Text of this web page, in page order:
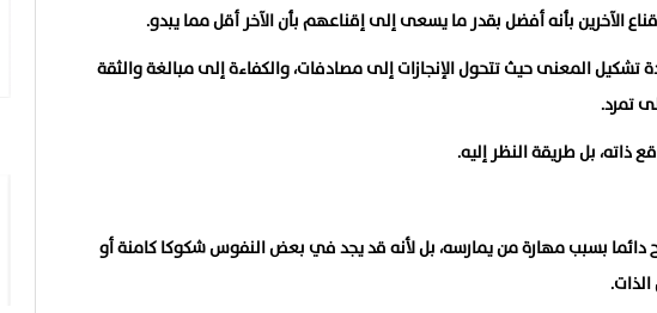
الآخرين بأنه أفضل بقدر ما يسعى إلى إقناعهم بأن الآخر أقل مما يبدو.
تشكيل المعنى حيث تتحول الإنجازات إلى مصادفات، والكفاءة إلى مبالغة والثقة
تمرد.
ذاته، بل طريقة النظر إليه.
دائما بسبب مهارة من يمارسه، بل لأنه قد يجد في بعض النفوس شكوكا كامنة أو